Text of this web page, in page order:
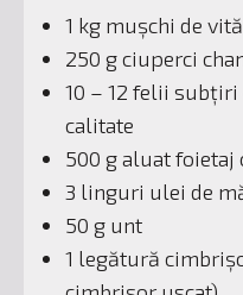
1 kg mușchi de vită
250 g ciuperci
10 – 12 felii
calitate
500 g aluat foietaj
3 linguri ulei de
50 g unt
1 legătură